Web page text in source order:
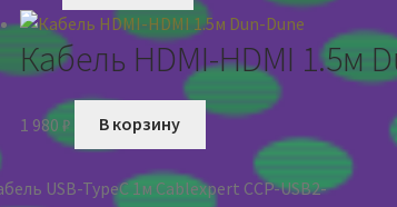
Кабель HDMI-HDMI 1.5м
1 980 ₽ В корзину